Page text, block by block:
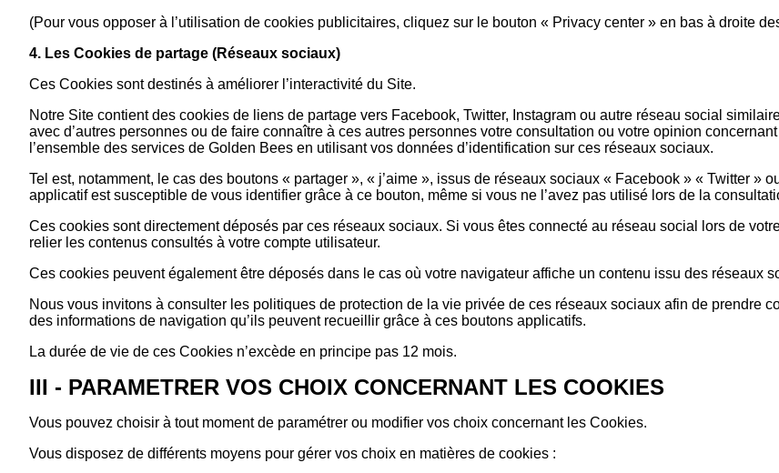
(Pour vous opposer à l’utilisation de cookies publicitaires, cliquez sur le bouton « Privacy center » en bas à droite
4. Les Cookies de partage (Réseaux sociaux)
Ces Cookies sont destinés à améliorer l’interactivité du Site.
Notre Site contient des cookies de liens de partage vers Facebook, Twitter, Instagram ou autre réseau social
avec d’autres personnes ou de faire connaître à ces autres personnes votre consultation ou votre opinion
l’ensemble des services de Golden Bees en utilisant vos données d’identification sur ces réseaux sociaux.
Tel est, notamment, le cas des boutons « partager », « j’aime », issus de réseaux sociaux « Facebook » « Twitter »
applicatif est susceptible de vous identifier grâce à ce bouton, même si vous ne l’avez pas utilisé lors de la
Ces cookies sont directement déposés par ces réseaux sociaux. Si vous êtes connecté au réseau social lors de
relier les contenus consultés à votre compte utilisateur.
Ces cookies peuvent également être déposés dans le cas où votre navigateur affiche un contenu issu des réseaux
Nous vous invitons à consulter les politiques de protection de la vie privée de ces réseaux sociaux afin de prendre
des informations de navigation qu’ils peuvent recueillir grâce à ces boutons applicatifs.
La durée de vie de ces Cookies n’excède en principe pas 12 mois.
III - PARAMETRER VOS CHOIX CONCERNANT LES COOKIES
Vous pouvez choisir à tout moment de paramétrer ou modifier vos choix concernant les Cookies.
Vous disposez de différents moyens pour gérer vos choix en matières de cookies :